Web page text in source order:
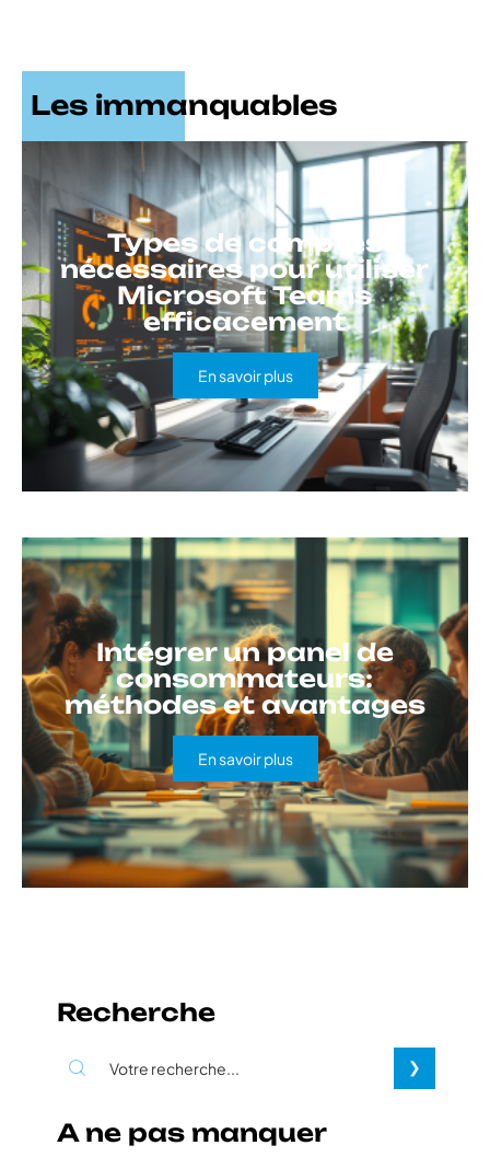
Les immanquables
Types de comptes
nécessaires pour utiliser
Microsoft Teams
efficacement
En savoir plus
Intégrer un panel de
consommateurs:
méthodes et avantages
En savoir plus
Recherche
A ne pas manquer